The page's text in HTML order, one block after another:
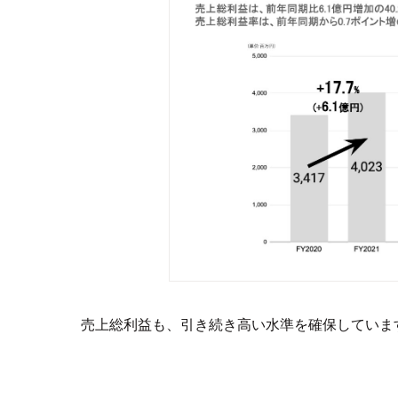
売上総利益も、引き続き高い水準を確保していま